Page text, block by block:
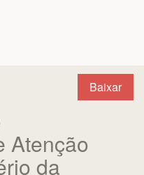
Baixar
Atenção
da